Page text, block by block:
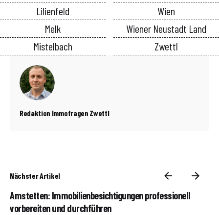
Lilienfeld
Melk
Mistelbach
Wien
Wiener Neustadt Land
Zwettl
Redaktion Immofragen Zwettl
Nächster Artikel
Amstetten: Immobilienbesichtigungen professionell
vorbereiten und durchführen